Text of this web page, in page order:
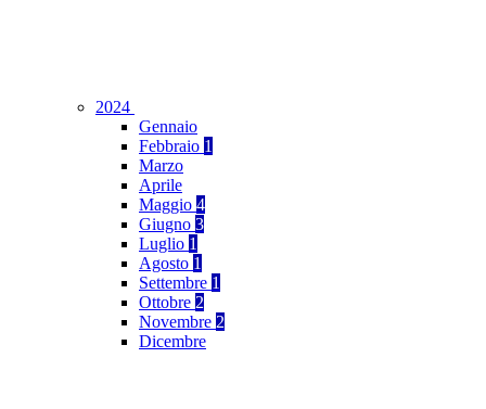
2024
Gennaio
Febbraio 1
Marzo
Aprile
Maggio 4
Giugno 3
Luglio 1
Agosto 1
Settembre 1
Ottobre 2
Novembre 2
Dicembre